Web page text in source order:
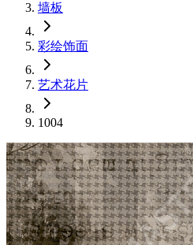
墙板
彩绘饰面
艺术花片
1004